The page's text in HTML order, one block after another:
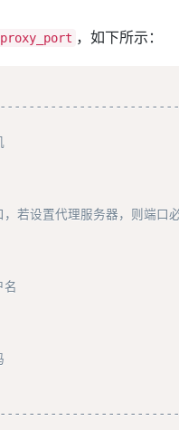
，如下所示：
若设置代理服务器，则端口
名